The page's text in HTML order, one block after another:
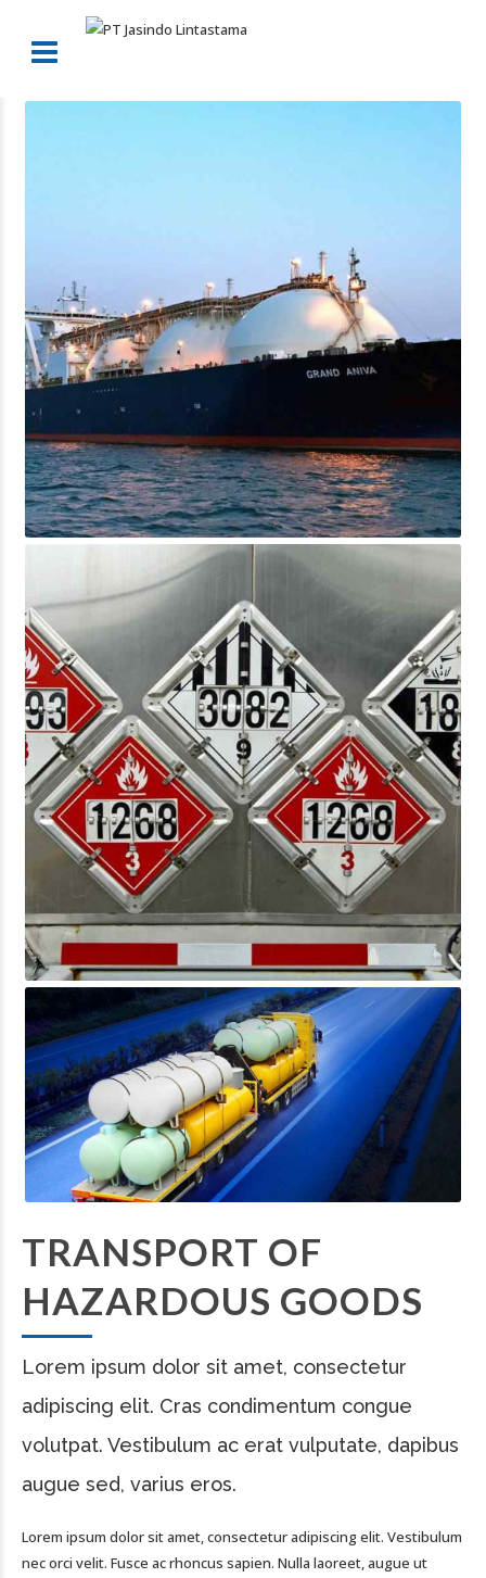
TRANSPORT OF
HAZARDOUS GOODS
Lorem ipsum dolor sit amet, consectetur
adipiscing elit. Cras condimentum congue
volutpat. Vestibulum ac erat vulputate, dapibus
augue sed, varius eros.
Lorem ipsum dolor sit amet, consectetur adipiscing elit. Vestibulum
nec orci velit. Fusce ac rhoncus sapien. Nulla laoreet, augue ut